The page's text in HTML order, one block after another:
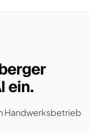
ein.
Handwerksbetrieb